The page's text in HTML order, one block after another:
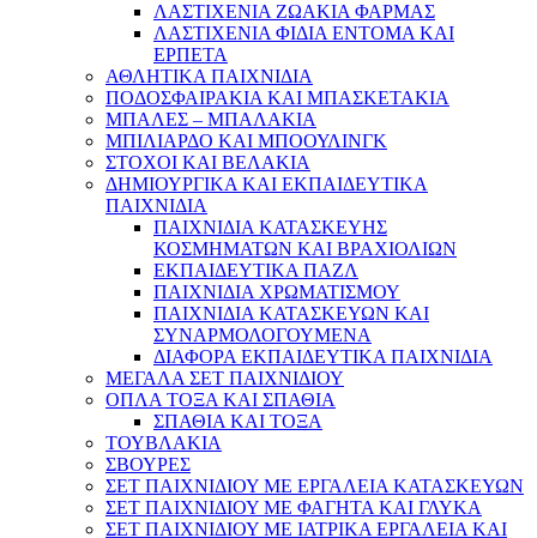
ΛΑΣΤΙΧΕΝΙΑ ΖΩΑΚΙΑ ΦΑΡΜΑΣ
ΛΑΣΤΙΧΕΝΙΑ ΦΙΔΙΑ ΕΝΤΟΜΑ ΚΑΙ
ΕΡΠΕΤΑ
ΑΘΛΗΤΙΚΑ ΠΑΙΧΝΙΔΙΑ
ΠΟΔΟΣΦΑΙΡΑΚΙΑ ΚΑΙ ΜΠΑΣΚΕΤΑΚΙΑ
ΜΠΑΛΕΣ – ΜΠΑΛΑΚΙΑ
ΜΠΙΛΙΑΡΔΟ ΚΑΙ ΜΠΟΟΥΛΙΝΓΚ
ΣΤΟΧΟΙ ΚΑΙ ΒΕΛΑΚΙΑ
ΔΗΜΙΟΥΡΓΙΚΑ ΚΑΙ ΕΚΠΑΙΔΕΥΤΙΚΑ
ΠΑΙΧΝΙΔΙΑ
ΠΑΙΧΝΙΔΙΑ ΚΑΤΑΣΚΕΥΗΣ
ΚΟΣΜΗΜΑΤΩΝ ΚΑΙ ΒΡΑΧΙΟΛΙΩΝ
ΕΚΠΑΙΔΕΥΤΙΚΑ ΠΑΖΛ
ΠΑΙΧΝΙΔΙΑ ΧΡΩΜΑΤΙΣΜΟΥ
ΠΑΙΧΝΙΔΙΑ ΚΑΤΑΣΚΕΥΩΝ ΚΑΙ
ΣΥΝΑΡΜΟΛΟΓΟΥΜΕΝΑ
ΔΙΑΦΟΡΑ ΕΚΠΑΙΔΕΥΤΙΚΑ ΠΑΙΧΝΙΔΙΑ
ΜΕΓΑΛΑ ΣΕΤ ΠΑΙΧΝΙΔΙΟΥ
ΟΠΛΑ ΤΟΞΑ ΚΑΙ ΣΠΑΘΙΑ
ΣΠΑΘΙΑ ΚΑΙ ΤΟΞΑ
ΤΟΥΒΛΑΚΙΑ
ΣΒΟΥΡΕΣ
ΣΕΤ ΠΑΙΧΝΙΔΙΟΥ ΜΕ ΕΡΓΑΛΕΙΑ ΚΑΤΑΣΚΕΥΩΝ
ΣΕΤ ΠΑΙΧΝΙΔΙΟΥ ΜΕ ΦΑΓΗΤΑ ΚΑΙ ΓΛΥΚΑ
ΣΕΤ ΠΑΙΧΝΙΔΙΟΥ ΜΕ ΙΑΤΡΙΚΑ ΕΡΓΑΛΕΙΑ ΚΑΙ